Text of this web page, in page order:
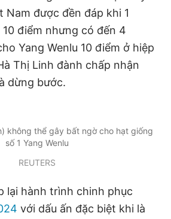
Nam được đền đáp khi 1
điểm nhưng có đến 4
Yang Wenlu 10 điểm ở hiệp
Thị Linh đành chấp nhận
dừng bước.
không thể gây bất ngờ cho hạt giống
số 1 Yang Wenlu
REUTERS
lại hành trình chinh phục
với dấu ấn đặc biệt khi là